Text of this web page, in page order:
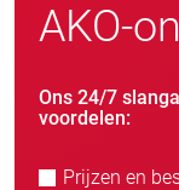
AKO-
Ons 24/7
voordelen:
Prijzen en